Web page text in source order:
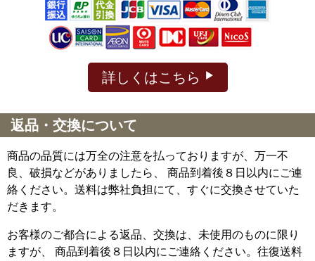
詳しくはこちら
返品・交換について
商品の品質には万全の注意を払っておりますが、万一不
良、破損などがありましたら、 商品到着後８日以内にご連
絡ください。送料は弊社負担にて、すぐに交換させていた
だきます。
お客様のご都合による返品、交換は、未使用のものに限り
ますが、
商品到着後８日以内にご連絡ください。往復送料